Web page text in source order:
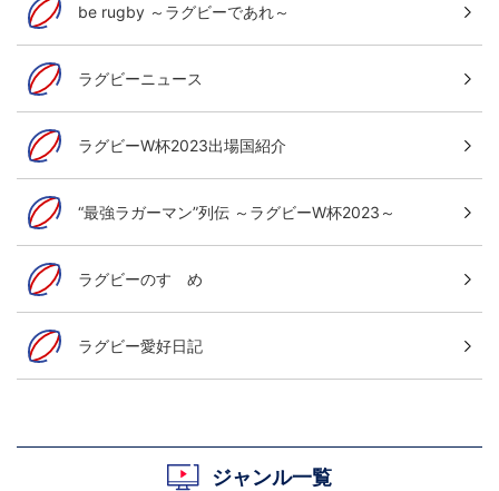
be rugby ～ラグビーであれ～
ラグビーニュース
ラグビーW杯2023出場国紹介
“最強ラガーマン”列伝 ～ラグビーW杯2023～
ラグビーのすゝめ
ラグビー愛好日記
ジャンル一覧